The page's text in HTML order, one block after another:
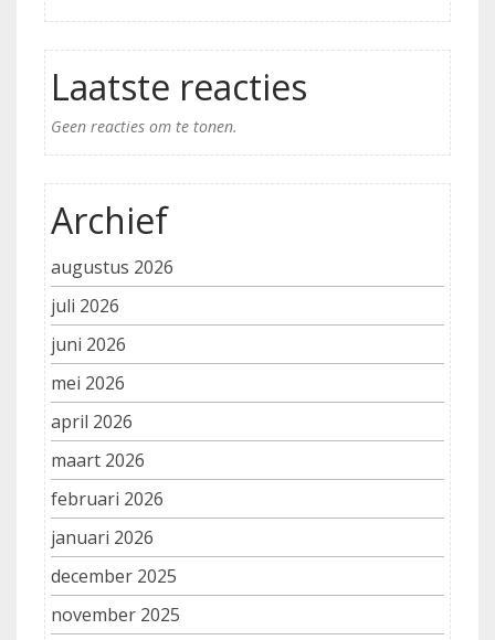
Laatste reacties
Geen reacties om te tonen.
Archief
augustus 2026
juli 2026
juni 2026
mei 2026
april 2026
maart 2026
februari 2026
januari 2026
december 2025
november 2025